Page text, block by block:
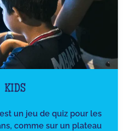
KIDS
un jeu de quiz pour les
comme sur un plateau